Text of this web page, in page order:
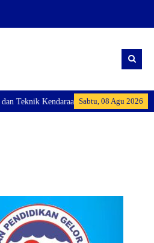
Sabtu, 08 Agu 2026
Kendaraan Ringan Dan membuka